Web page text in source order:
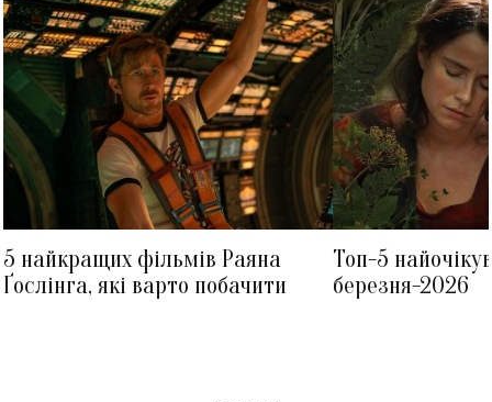
5 найкращих фільмів Раяна
Ґослінга, які варто побачити
Топ-5
березня-2026